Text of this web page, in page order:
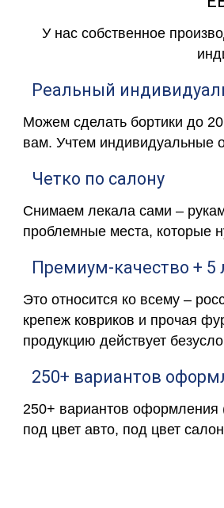
У нас собственное
Реальный
Можем сделать бортики до
вам. Учтем индивидуальные
Четко по салону
Снимаем лекала сами –
проблемные места, которые
Премиум-качество + 5
Это относится ко всему –
крепеж ковриков и прочая
продукцию действует
250+ вариантов
250+ вариантов оформления
под цвет авто, под цвет